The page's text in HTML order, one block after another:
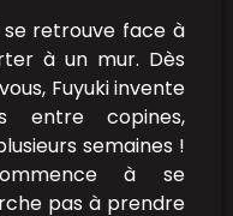
se retrouve face à
à un mur. Dès
Fuyuki invente
entre copines,
semaines !
à se
pas à prendre